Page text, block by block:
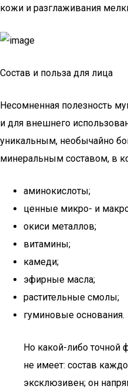
кожи и разглаживания
Состав и польза для лица
Несомненная полезность
и для внешнего
уникальным, необычайно
минеральным составом, в
аминокислоты;
ценные микро- и
окиси металлов;
витамины;
камеди;
эфирные масла;
растительные смолы;
гуминовые основания.
Но какой-либо
не имеет: состав
эксклюзивен; он